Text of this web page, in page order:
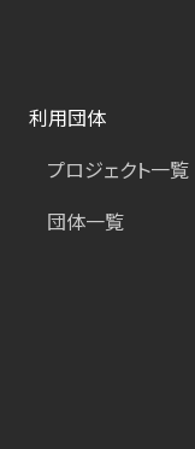
利用団体
プロジェクト一覧
団体一覧